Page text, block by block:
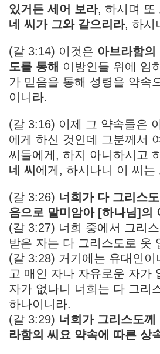
있거든 세어 보라, 하시며 또
네 씨가 그와 같으리라, 하시
(갈 3:14) 이것은 아브라함
도를 통해 이방인들 위에 임
가 믿음을 통해 성령을 약속
이니라.
(갈 3:16) 이제 그 약속들은
에게 하신 것인데 그분께서
씨들에게, 하지 아니하시고
네 씨 에게, 하시나니 이 씨는
(갈 3:26) 너희가 다 그리스
음으로 말미암아 [하나님]의
(갈 3:27) 너희 중에서 그리
받은 자는 다 그리스도로 옷
(갈 3:28) 거기에는 유대인이
고 매인 자나 자유로운 자가
자가 없나니 너희는 다 그리
하나이니라.
(갈 3:29) 너희가 그리스도
라함의 씨요 약속에 따른 상